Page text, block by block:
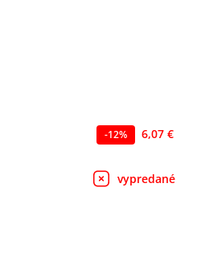
-12% 6,07 €
vypredané